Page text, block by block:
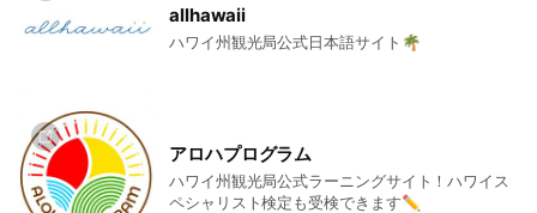
allhawaii
ハワイ州観光局公式日本語サイト🌴
アロハプログラム
ハワイ州観光局公式ラーニングサイト！ハワイス
ペシャリスト検定も受検できます✏